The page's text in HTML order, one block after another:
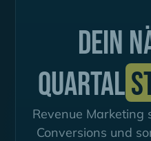
Dein
Quartal
Revenue Marketing
Conversions und